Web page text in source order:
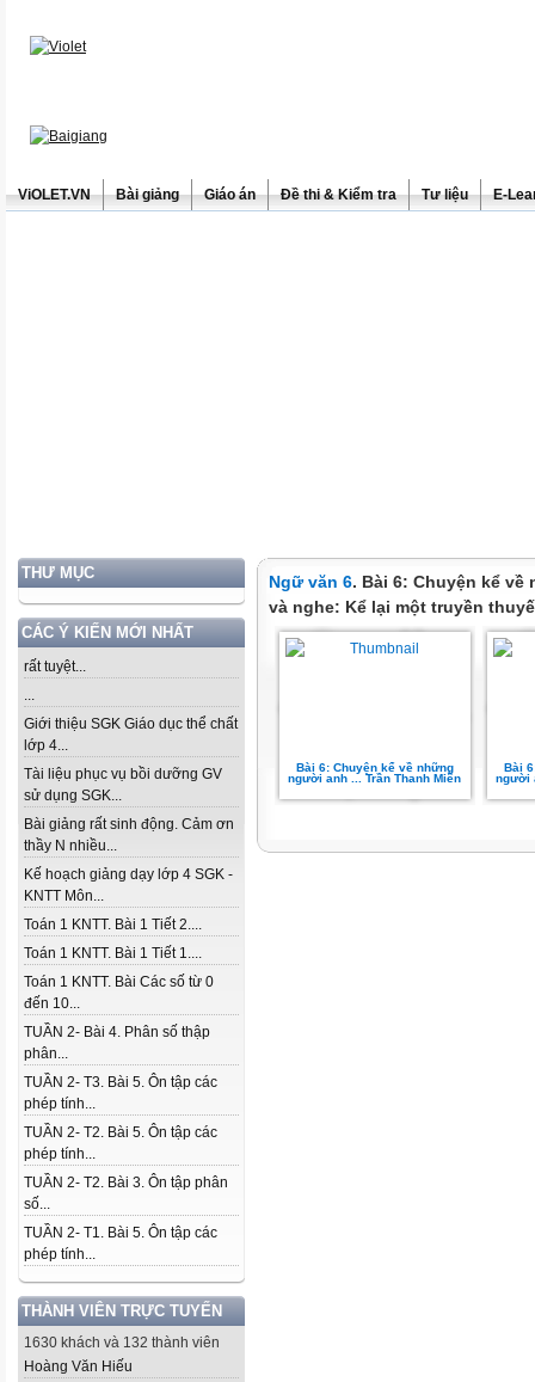
ViOLET.VN Bài giảng Giáo án Đề thi & Kiểm tra Tư liệu E-
THƯ MỤC
CÁC Ý KIẾN MỚI NHẤT
rất tuyệt...
...
Giới thiệu SGK Giáo dục thể chất
lớp 4...
Tài liệu phục vụ bồi dưỡng GV
sử dụng SGK...
Bài giảng rất sinh động. Cảm ơn
thầy N nhiều...
Kế hoạch giảng dạy lớp 4 SGK -
KNTT Môn...
Toán 1 KNTT. Bài 1 Tiết 2....
Toán 1 KNTT. Bài 1 Tiết 1....
Toán 1 KNTT. Bài Các số từ 0
đến 10...
TUẦN 2- Bài 4. Phân số thập
phân...
TUẦN 2- T3. Bài 5. Ôn tập các
phép tính...
TUẦN 2- T2. Bài 5. Ôn tập các
phép tính...
TUẦN 2- T2. Bài 3. Ôn tập phân
số...
TUẦN 2- T1. Bài 5. Ôn tập các
phép tính...
THÀNH VIÊN TRỰC TUYẾN
1630 khách và 132 thành viên
Hoàng Văn Hiếu
Ngữ văn 6. Bài 6: Chuyện kể
và nghe: Kể lại một truyền
Bài 6: Chuyện kể về những
người anh ... Trần Thanh Miễn
Bài
người